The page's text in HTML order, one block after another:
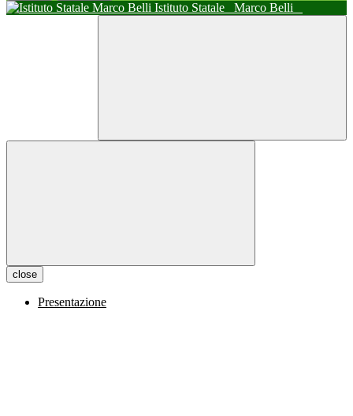
Istituto Statale Marco Belli
close
Presentazione